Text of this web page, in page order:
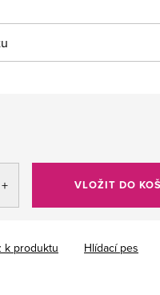
VLOŽIT DO
k produktu Hlídací pes